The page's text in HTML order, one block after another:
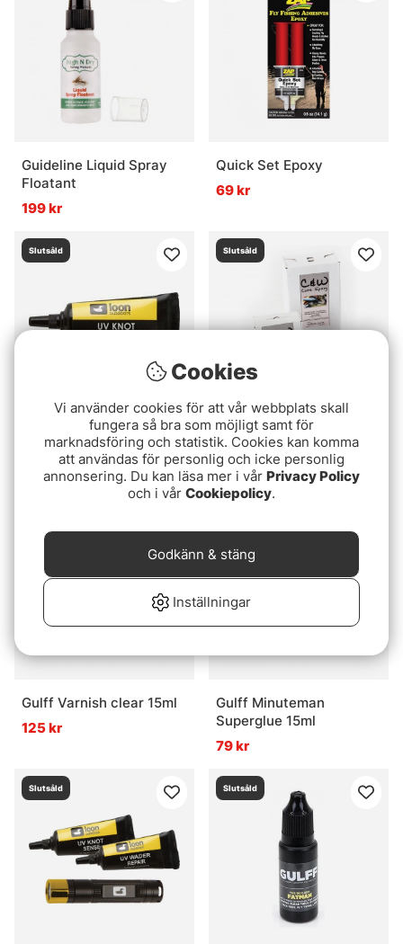
Guideline Liquid Spray
Floatant
199 kr
Quick Set Epoxy
69 kr
Slutsåld
Loon UV Knot Sense
129 kr
Slutsåld
Wolfcreek C&W Lure
Epoxy
fr. 399 kr
Gulff Varnish clear 15ml
125 kr
Gulff Minuteman
Superglue 15ml
79 kr
Slutsåld Slutsåld
Cookies
Vi använder cookies för att vår webbplats skall
fungera så bra som möjligt samt för
marknadsföring och statistik. Cookies kan komma
att användas för personlig och icke personlig
annonsering. Du kan läsa mer i vår Privacy Policy
och i vår Cookiepolicy.
Inställningar
Godkänn & stäng